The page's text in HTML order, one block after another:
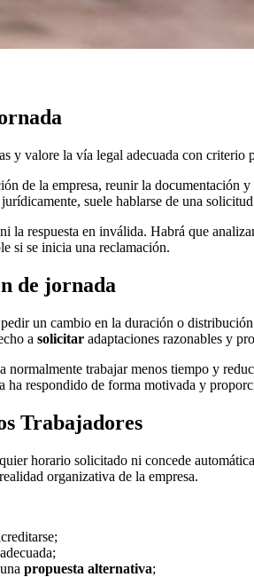
y valore la vía legal adecuada con criterio
de la empresa, reunir la documentación
suele hablarse de una
respuesta en inválida. Habrá que
si se inicia una reclamación.
de jornada
un cambio en la duración o
a solicitar adaptaciones razonables y
normalmente trabajar menos tiempo y
ha respondido de forma motivada y
Trabajadores
horario solicitado ni concede
organizativa de la empresa.
propuesta alternativa;